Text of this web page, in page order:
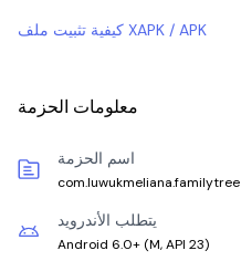
كيفية تثبيت ملف XAPK / APK
معلومات الحزمة
اسم الحزمة
com.luwukmeliana.familytree
يتطلب الأندرويد
Android 6.0+ (M, API 23)